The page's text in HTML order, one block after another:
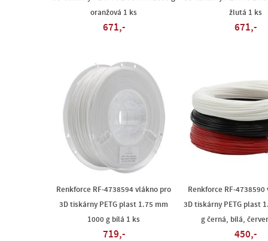
oranžová 1 ks
671,-
žlutá 1 ks
671,-
Renkforce RF-4738594 vlákno pro
3D tiskárny PETG plast 1.75 mm
1000 g bílá 1 ks
719,-
Renkforce RF-
3D tiskárny PETG plast
g černá, bílá,
450,-